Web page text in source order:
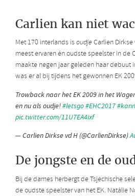
Carlien kan niet
Met 170 interlands is oudje Carlien
meest ervaren én oudste speelster in de
maakte negen jaar geleden haar debuut
was er al bij tijdens het gewonnen EK
Trowback naar het EK 2009 in het
en nu als oudje!#letsgo#EHC2017
pic.twitter.com/11U7EA4ixf
— Carlien Dirkse vd H (@CarlienDirkse)
De jongste en de
Bij de dames herbergt de Tsjechische
de oudste speelster van het EK. Natálie